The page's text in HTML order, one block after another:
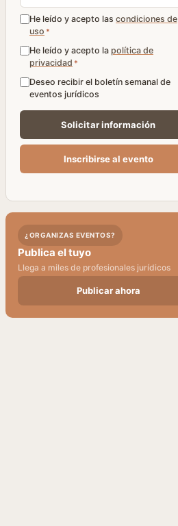
He leído y acepto las condiciones de
uso *
He leído y acepto la política de
privacidad *
Deseo recibir el boletín semanal de
eventos jurídicos
¿ORGANIZAS EVENTOS?
Publica el tuyo
Llega a miles de profesionales jurídicos
Publicar ahora